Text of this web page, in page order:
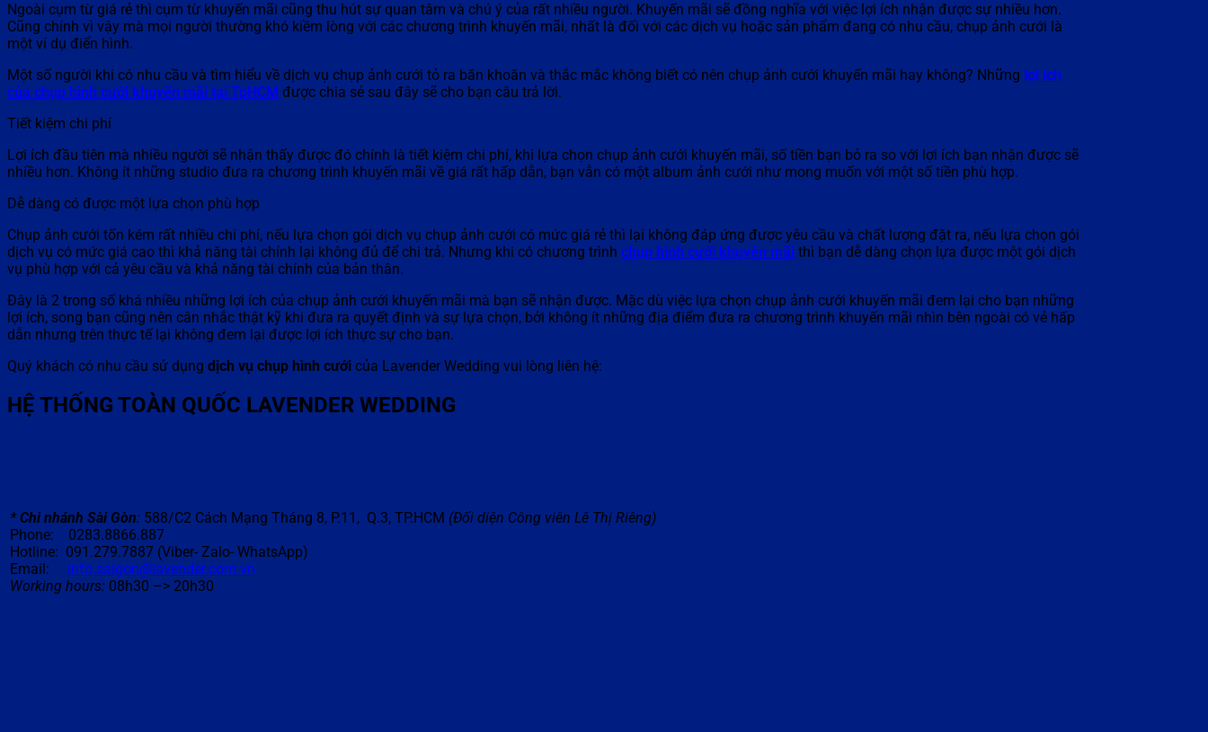
Ngoài cụm từ giá rẻ thì cụm từ khuyến mãi cũng thu hút sự quan tâm và chú ý của rất nhiều người. Khuyến mãi sẽ đồng nghĩa với việc lợi ích nhận được sự nhiều hơn.
Cũng chính vì vậy mà mọi người thường khó kiềm lòng với các chương trình khuyến mãi, nhất là đối với các dịch vụ hoặc sản phẩm đang có nhu cầu, chụp ảnh cưới là
một ví dụ điển hình.
Một số người khi có nhu cầu và tìm hiểu về dịch vụ chụp ảnh cưới tỏ ra băn khoăn và thắc mắc không biết có nên chụp ảnh cưới khuyến mãi hay không? Những lợi ích
của chụp hình cưới khuyến mãi tại TpHCM được chia sẻ sau đây sẽ cho bạn câu trả lời.
Tiết kiệm chi phí
Lợi ích đầu tiên mà nhiều người sẽ nhận thấy được đó chính là tiết kiệm chi phí, khi lựa chọn chụp ảnh cưới khuyến mãi, số tiền bạn bỏ ra so với lợi ích bạn nhận được sẽ
nhiều hơn. Không ít những studio đưa ra chương trình khuyến mãi về giá rất hấp dẫn, bạn vẫn có một album ảnh cưới như mong muốn với một số tiền phù hợp.
Dễ dàng có được một lựa chọn phù hợp
Chụp ảnh cưới tốn kém rất nhiều chi phí, nếu lựa chọn gói dịch vụ chụp ảnh cưới có mức giá rẻ thì lại không đáp ứng được yêu cầu và chất lượng đặt ra, nếu lựa chọn gói
dịch vụ có mức giá cao thì khả năng tài chính lại không đủ để chi trả. Nhưng khi có chương trình chụp hình cưới khuyến mãi thì bạn dễ dàng chọn lựa được một gói dịch
vụ phù hợp với cả yêu cầu và khả năng tài chính của bản thân.
Đây là 2 trong số khá nhiều những lợi ích của chụp ảnh cưới khuyến mãi mà bạn sẽ nhận được. Mặc dù việc lựa chọn chụp ảnh cưới khuyến mãi đem lại cho bạn những
lợi ích, song bạn cũng nên cân nhắc thật kỹ khi đưa ra quyết định và sự lựa chọn, bởi không ít những địa điểm đưa ra chương trình khuyến mãi nhìn bên ngoài có vẻ hấp
dẫn nhưng trên thực tế lại không đem lại được lợi ích thực sự cho bạn.
Quý khách có nhu cầu sử dụng dịch vụ chụp hình cưới của Lavender Wedding vui lòng liên hệ:
HỆ THỐNG TOÀN QUỐC LAVENDER WEDDING
*Chi nhánh Sài Gòn: 588/C2 Cách Mạng Tháng 8, P.11, Q.3, TP.HCM (Đối diện Công viên Lê Thị Riêng)
Phone: 0283.8866.887
Hotline: 091.279.7887 (Viber- Zalo- WhatsApp)
Email: info.saigon@lavender.com.vn
Working hours: 08h30 –> 20h30